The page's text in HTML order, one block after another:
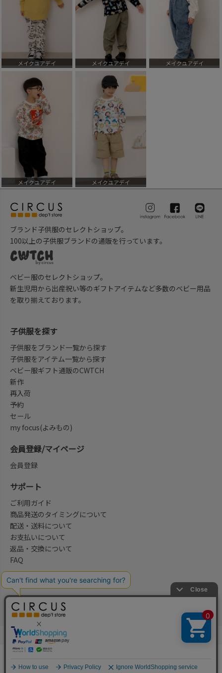
メイクユアデイ メイクユアデイ メイクユアデイ
メイクユアデイ メイクユアデイ
ブランド子供服のセレクトショップ。
100以上の子供服ブランドの通販を行っています。
ベビー服のセレクトショップ。
新生児用から出産祝い等のギフトアイテムなど多数のベビー用品
を取り揃えております。
会社概要/お問合せ先
子供服を探す
子供服をブランド一覧から探す
子供服をアイテム一覧から探す
ベビー服ギフト通販のCWTCH
新作
再入荷
予約
セール
my focus(よみもの)
会員登録/マイページ
会員登録
サポート
ご利用ガイド
商品発送のタイミングについて
配送・送料について
お支払いについて
返品・交換について
FAQ
法律に基づく表示 プライバシーポリシー
©2004-2026 子供服・キッズ服の通販Circus All Rights reserved.
何かお探しですか？